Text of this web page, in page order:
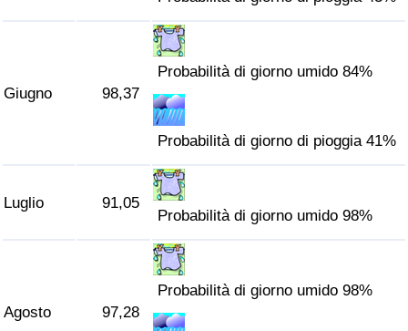
Giugno 98,37
Probabilità di giorno umido 84%
Probabilità di giorno di pioggia 41%
Luglio 91,05
Probabilità di giorno umido 98%
Agosto 97,28
Probabilità di giorno umido 98%
Indice del traffico per Nazione